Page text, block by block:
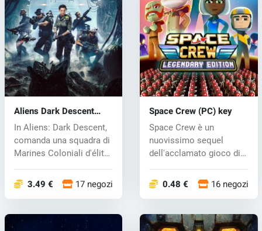
Aliens Dark Descent
(PC) key
In Aliens: Dark Descent,
comanda una squadra di
Marines Coloniali d'élite
3.49 € 17 negozi
Space Crew (PC) key
Space Crew è un
nuovissimo sequel
dell'acclamato gioco di
0.48 € 16 negozi